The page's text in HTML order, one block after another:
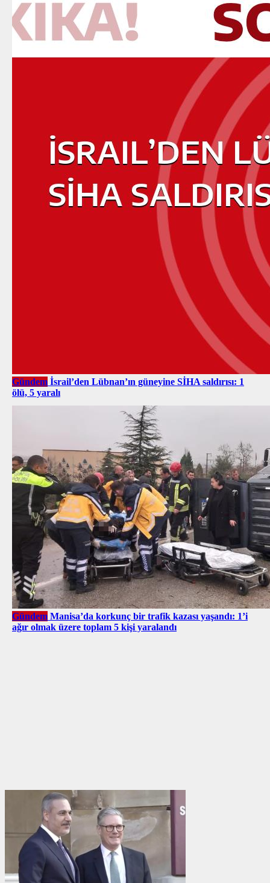
Gündem İsrail’den Lübnan’ın güneyine SİHA saldırısı: 1
ölü, 5 yaralı
Gündem Manisa’da korkunç bir trafik kazası yaşandı: 1’i
ağır olmak üzere toplam 5 kişi yaralandı